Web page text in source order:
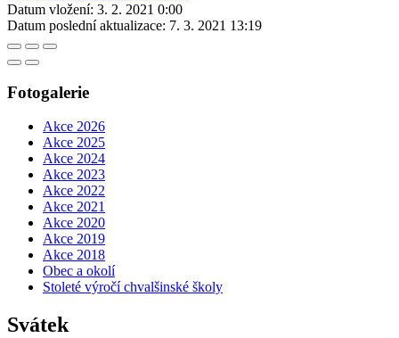
Datum vložení: 3. 2. 2021 0:00
Datum poslední aktualizace: 7. 3. 2021 13:19
Fotogalerie
Akce 2026
Akce 2025
Akce 2024
Akce 2023
Akce 2022
Akce 2021
Akce 2020
Akce 2019
Akce 2018
Obec a okolí
Stoleté výročí chvalšinské školy
Svátek